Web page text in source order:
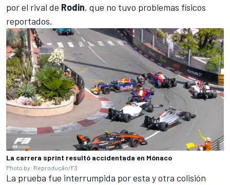
por el rival de Rodin, que no tuvo problemas físicos
reportados.
La carrera sprint resultó accidentada en Mónaco
Photo by: Reprodução/F3
La prueba fue interrumpida por esta y otra colisión